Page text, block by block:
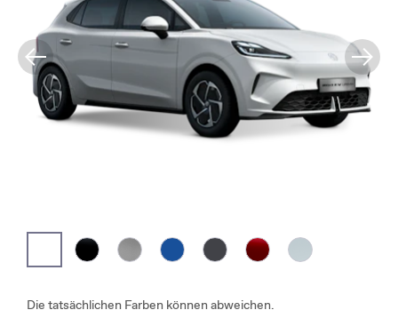
Die tatsächlichen Farben können abweichen.